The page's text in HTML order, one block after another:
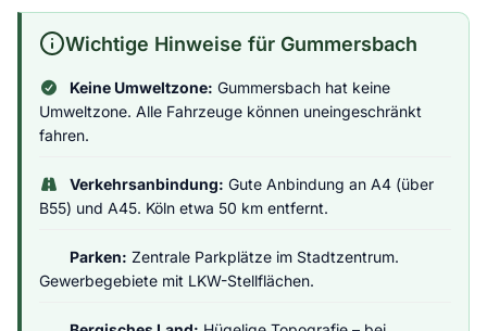
Wichtige Hinweise für Gummersbach
Keine Umweltzone: Gummersbach hat keine
Umweltzone. Alle Fahrzeuge können uneingeschränkt
fahren.
Verkehrsanbindung: Gute Anbindung an A4 (über
B55) und A45. Köln etwa 50 km entfernt.
Parken: Zentrale Parkplätze im Stadtzentrum.
Gewerbegebiete mit LKW-Stellflächen.